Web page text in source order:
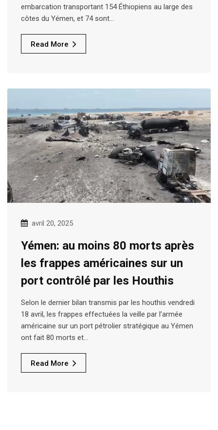
embarcation transportant 154 Éthiopiens au large des
côtes du Yémen, et 74 sont…
Read More
avril 20, 2025
Yémen: au moins 80 morts après
les frappes américaines sur un
port contrôlé par les Houthis
Selon le dernier bilan transmis par les houthis vendredi
18 avril, les frappes effectuées la veille par l’armée
américaine sur un port pétrolier stratégique au Yémen
ont fait 80 morts et…
Read More